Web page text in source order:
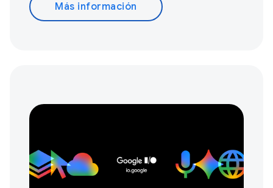
Más información